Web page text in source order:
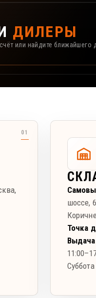
ДИЛЕРЫ
или найдите
,
шоссе, 6
Точка